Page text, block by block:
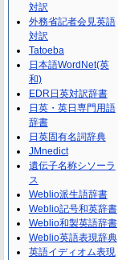
対訳
外務省記者会見英語
対訳
Tatoeba
日本語WordNet(英
和)
EDR日英対訳辞書
日英・英日専門用語
辞書
日英固有名詞辞典
JMnedict
遺伝子名称シソーラ
ス
Weblio派生語辞書
Weblio記号和英辞書
Weblio和製英語辞書
Weblio英語表現辞典
英語イディオム表現